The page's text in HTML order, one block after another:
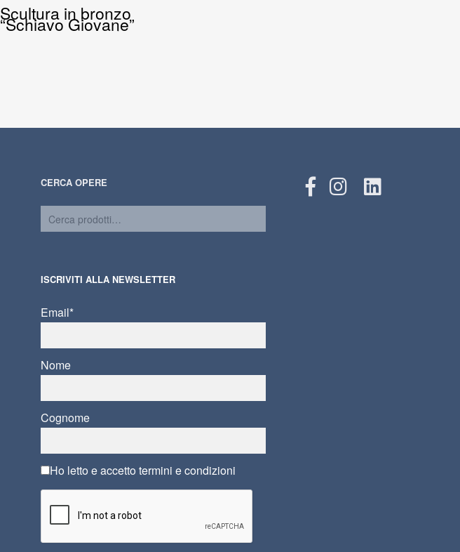
Scultura in bronzo
“Schiavo Giovane”
CERCA OPERE
ISCRIVITI ALLA NEWSLETTER
Email*
Nome
Cognome
Ho letto e accetto termini e condizioni